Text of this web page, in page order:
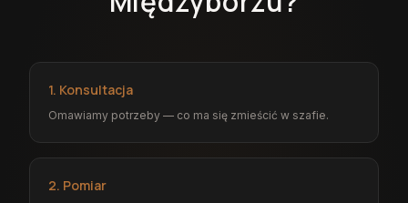
1. Konsultacja
Omawiamy potrzeby — co ma się zmieścić w szafie.
2. Pomiar